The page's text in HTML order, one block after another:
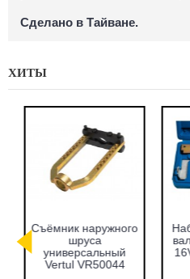
Сделано в Тайване.
ХИТЫ
Набор оправок для
запрессовки
подшипников,
сальников и втулок